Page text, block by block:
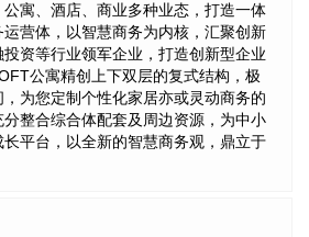
寓、酒店、商业多种业态，打造一体
营体，以智慧商务为内核，汇聚创新
资等行业领军企业，打造创新型企业
公寓精创上下双层的复式结构，极
为您定制个性化家居亦或灵动商务的
整合综合体配套及周边资源，为中小
平台，以全新的智慧商务观，鼎立于